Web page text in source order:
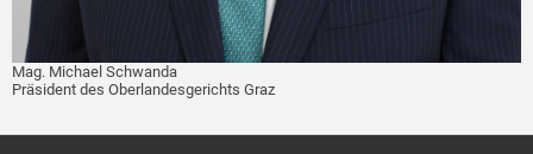
Mag. Michael Schwanda
Präsident des Oberlandesgerichts Graz